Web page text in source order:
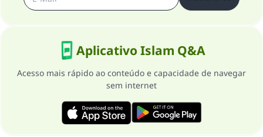
Aplicativo Islam Q&A
Acesso mais rápido ao conteúdo e capacidade de navegar
sem internet